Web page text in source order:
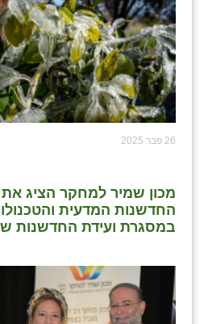
26 פבר 2025
מכון שמיר למחקר הציג את
החדשנות המדעית
במסגרת ועידת החדשנות של